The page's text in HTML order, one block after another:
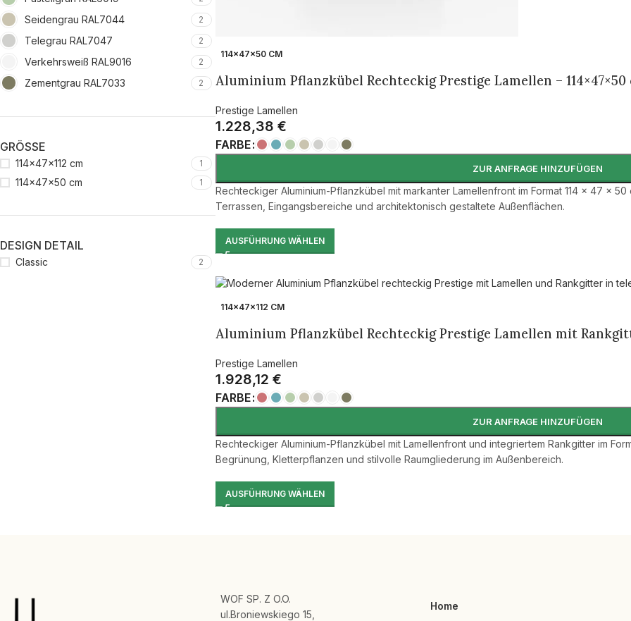
Seidengrau RAL7044 2
Telegrau RAL7047 2
Verkehrsweiß RAL9016 2
Zementgrau RAL7033 2
GRÖSSE
114×47×112 cm 1
114×47×50 cm 1
DESIGN DETAIL
Classic 2
114×47×50 CM
Aluminium Pflanzkübel Rechteckig Prestige Lamellen – 114×47×50
Prestige Lamellen
1.228,38 €
FARBE
ZUR ANFRAGE HINZUFÜGEN
Rechteckiger Aluminium-Pflanzkübel mit markanter Lamellenfront im Format 114 × 47 ×
Terrassen, Eingangsbereiche und architektonisch gestaltete Außenflächen.
AUSFÜHRUNG WÄHLEN
114×47×112 CM
Aluminium Pflanzkübel Rechteckig Prestige Lamellen mit
Prestige Lamellen
1.928,12 €
FARBE
ZUR ANFRAGE HINZUFÜGEN
Rechteckiger Aluminium-Pflanzkübel mit Lamellenfront und integriertem Rankgitter im
Begrünung, Kletterpflanzen und stilvolle Raumgliederung im Außenbereich.
AUSFÜHRUNG WÄHLEN
WOF SP. Z O.O.
ul.Broniewskiego 15,
Home